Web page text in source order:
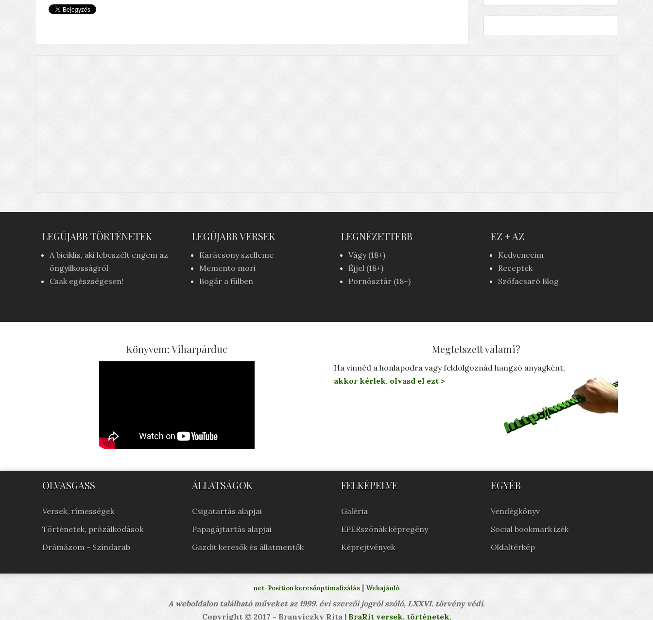
LEGÚJABB TÖRTÉNETEK
A biciklis, aki lebeszélt engem az
öngyilkosságról
Csak egészségesen!
LEGÚJABB VERSEK
Karácsony szelleme
Memento mori
Bogár a fülben
LEGNÉZETTEBB
Vágy (18+)
Éjjel (18+)
Pornósztár (18+)
EZ + AZ
Kedvenceim
Receptek
Szófacsaró Blog
Könyvem: Viharpárduc Megtetszett valami?
Ha vinnéd a honlapodra vagy feldolgoznád hangzó anyagként,
akkor kérlek, olvasd el ezt >
OLVASGASS
Versek, rímességek
Történetek, prózálkodások
Drámázom - Színdarab
ÁLLATSÁGOK
Csigatartás alapjai
Papagájtartás alapjai
Gazdit keresők és állatmentők
FELKÉPELVE
Galéria
EPERszónák képregény
Képrejtvények
EGYÉB
Vendégkönyv
Social bookmark izék
Oldaltérkép
net-Position keresőoptimalizálás | Webajánló
A weboldalon található műveket az 1999. évi szerzői jogról szóló, LXXVI. törvény védi.
Copyright © 2017 - Branyiczky Rita |BraRit versek, történetek.